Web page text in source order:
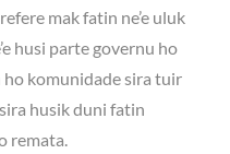
mak fatin ne’e uluk
husi parte governu ho
komunidade sira tuir
husik duni fatin
remata.